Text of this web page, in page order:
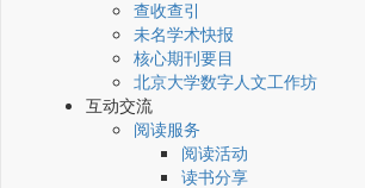
查收查引
未名学术快报
核心期刊要目
北京大学数字人文工作坊
互动交流
阅读服务
阅读活动
读书分享